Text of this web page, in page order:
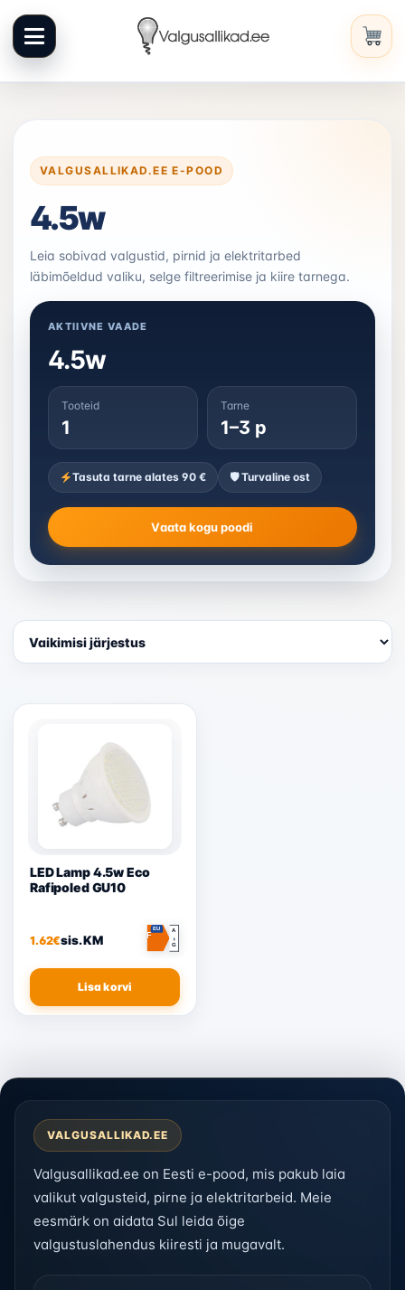
Liigu
sisuni
VALGUSALLIKAD.EE E-POOD
4.5w
Leia sobivad valgustid, pirnid ja elektritarbed
läbimõeldud valiku, selge filtreerimise ja kiire tarnega.
AKTIIVNE VAADE
4.5w
Tooteid
1
Tarne
1–3 p
Tasuta tarne alates 90 € 🛡 Turvaline ost
Vaata kogu poodi
LED Lamp 4.5w Eco
Rafipoled GU10
1.62€sis. KM
EU
F
A
↕
G
Lisa korvi
VALGUSALLIKAD.EE
Valgusallikad.ee on Eesti e-pood, mis pakub laia
valikut valgusteid, pirne ja elektritarbeid. Meie
eesmärk on aidata Sul leida õige
valgustuslahendus kiiresti ja mugavalt.